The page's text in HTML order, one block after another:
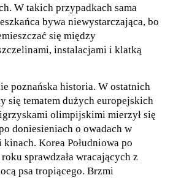
W takich przypadkach sama
bywa niewystarczająca, bo
się między
instalacjami i klatką
poznańska historia. W ostatnich
się tematem dużych europejskich
olimpijskimi mierzył się
doniesieniach o owadach w
Korea Południowa po
sprawdzała wracających z
psa tropiącego. Brzmi